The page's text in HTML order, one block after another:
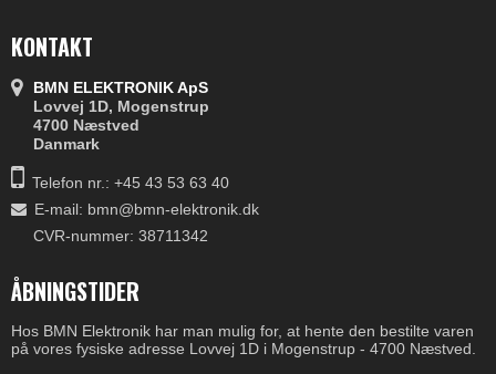
KONTAKT
BMN ELEKTRONIK ApS
Lovvej 1D, Mogenstrup
4700 Næstved
Danmark
Telefon nr.: +45 43 53 63 40
E-mail: bmn@bmn-elektronik.dk
CVR-nummer: 38711342
ÅBNINGSTIDER
Hos BMN Elektronik har man mulig for, at hente den bestilte varen
på vores fysiske adresse Lovvej 1D i Mogenstrup - 4700 Næstved.